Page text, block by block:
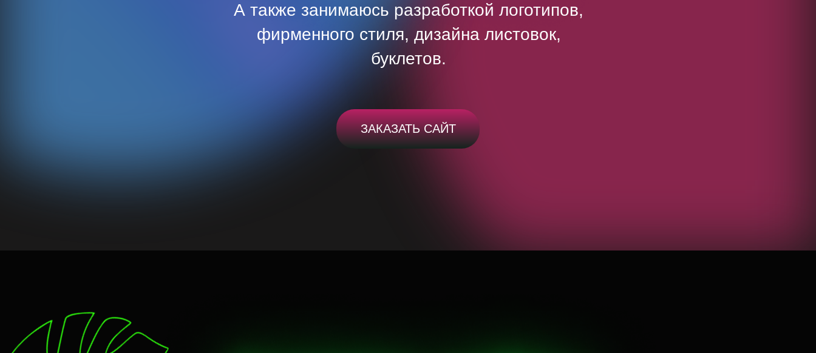
ЗАКАЗАТЬ САЙТ
А также занимаюсь разработкой логотипов,
фирменного стиля, дизайна листовок,
буклетов.